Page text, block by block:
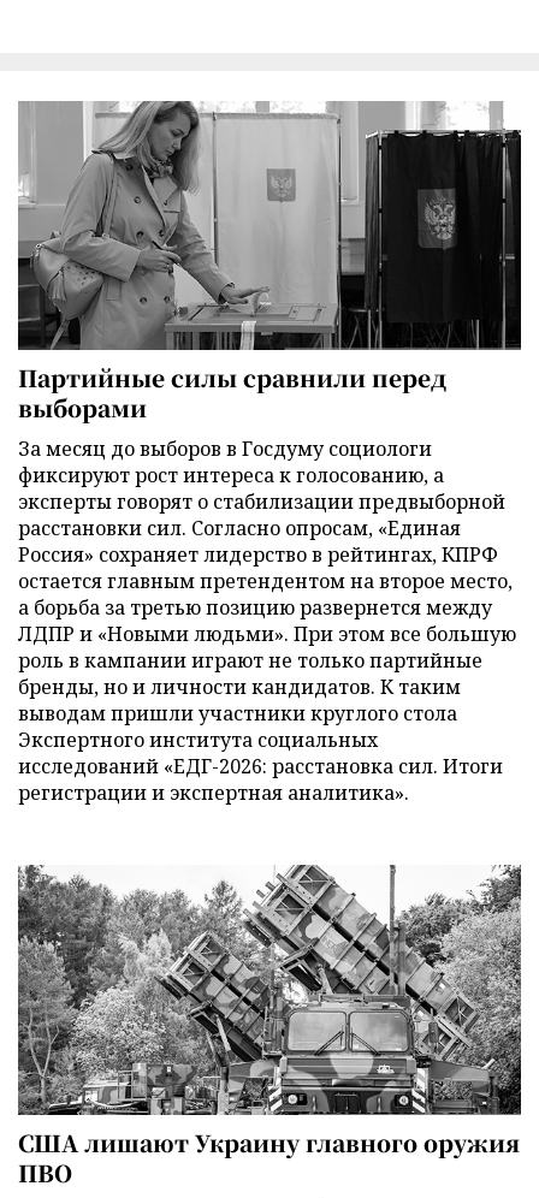
Партийные силы сравнили перед
выборами
За месяц до выборов в Госдуму социологи
фиксируют рост интереса к голосованию, а
эксперты говорят о стабилизации предвыборной
расстановки сил. Согласно опросам, «Единая
Россия» сохраняет лидерство в рейтингах, КПРФ
остается главным претендентом на второе место,
а борьба за третью позицию развернется между
ЛДПР и «Новыми людьми». При этом все большую
роль в кампании играют не только партийные
бренды, но и личности кандидатов. К таким
выводам пришли участники круглого стола
Экспертного института социальных
исследований «ЕДГ-2026: расстановка сил. Итоги
регистрации и экспертная аналитика».
США лишают Украину главного оружия
ПВО